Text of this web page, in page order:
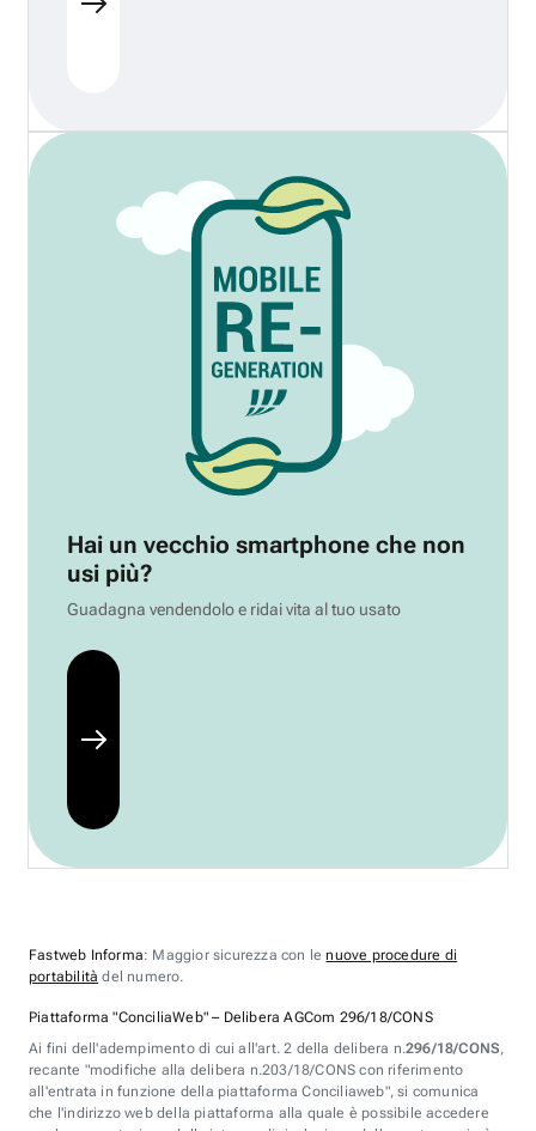
Hai un vecchio smartphone che non
usi più?
Guadagna vendendolo e ridai vita al tuo usato
Fastweb Informa: Maggior sicurezza con lenuove procedure di
portabilità del numero.
Piattaforma "ConciliaWeb" – Delibera AGCom 296/18/CONS
Ai fini dell'adempimento di cui all'art. 2 della delibera n.296/18/CONS,
recante "modifiche alla delibera n.203/18/CONS con riferimento
all'entrata in funzione della piattaforma Conciliaweb", si comunica
che l'indirizzo web della piattaforma alla quale è possibile accedere